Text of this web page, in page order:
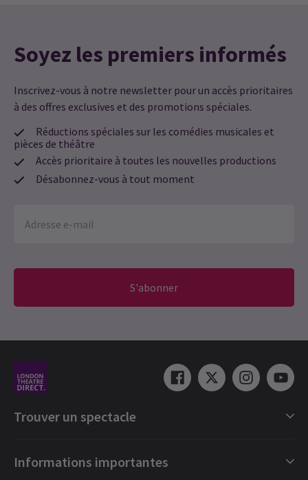
Soyez les premiers informés
Inscrivez-vous à notre newsletter pour un accès prioritaires
à des offres exclusives et des promotions spéciales.
Réductions spéciales sur les comédies musicales et
pièces de théâtre
Accès prioritaire à toutes les nouvelles productions
Désabonnez-vous à tout moment
S'abonner
Trouver un spectacle
Londres Comédies musicales
Informations importantes